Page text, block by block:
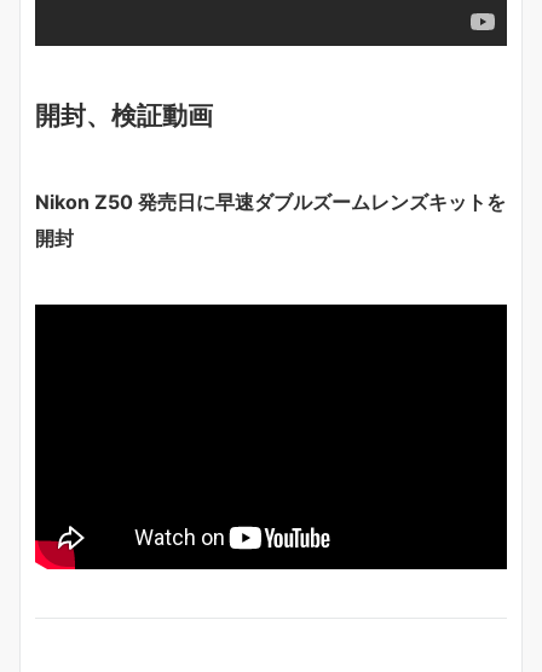
開封、検証動画
Nikon Z50 発売日に早速ダブルズームレンズキットを
開封